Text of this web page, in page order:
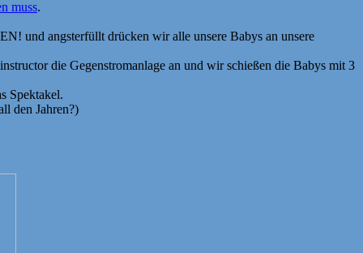
muss.
und angsterfüllt drücken wir alle unsere Babys an unsere
die Gegenstromanlage an und wir schießen die Babys mit 3
Spektakel.
den Jahren?)